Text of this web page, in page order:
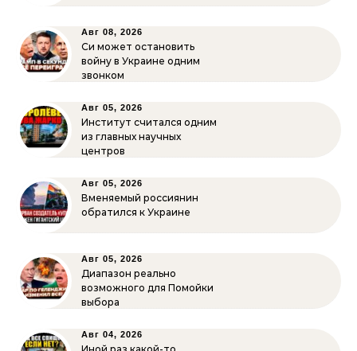
Авг 08, 2026
Си может остановить
войну в Украине одним
звонком
Авг 05, 2026
Институт считался одним
из главных научных
центров
Авг 05, 2026
Вменяемый россиянин
обратился к Украине
Авг 05, 2026
Диапазон реально
возможного для Помойки
выбора
Авг 04, 2026